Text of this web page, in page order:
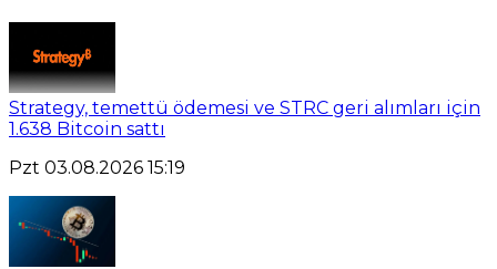
Strategy, temettü ödemesi ve STRC geri alımları için
1.638 Bitcoin sattı
Pzt 03.08.2026 15:19